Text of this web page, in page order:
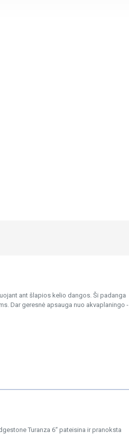
ant šlapios kelio dangos. Ši padanga
Dar geresnė apsauga nuo akvaplaningo -
Turanza 6“ pateisina ir pranoksta